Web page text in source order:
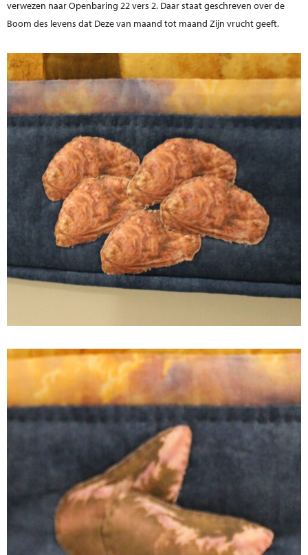
verwezen naar Openbaring 22 vers 2. Daar staat geschreven over de
Boom des levens dat Deze van maand tot maand Zijn vrucht geeft.